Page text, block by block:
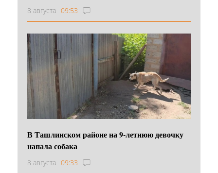
8 августа 09:53
В Ташлинском районе на 9-летнюю девочку
напала собака
8 августа 09:33